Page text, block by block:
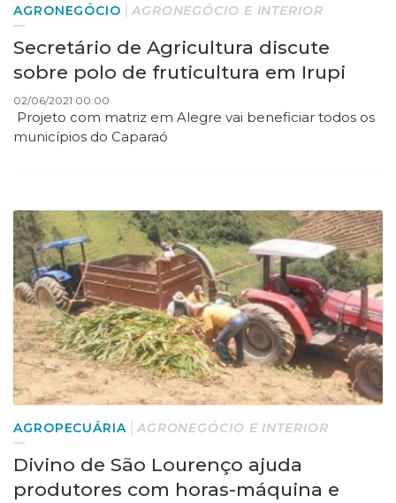
AGRONEGÓCIO AGRONEGÓCIO E INTERIOR
Secretário de Agricultura discute
sobre polo de fruticultura em Irupi
02/06/2021 00:00
Projeto com matriz em Alegre vai beneficiar todos os
municípios do Caparaó
AGROPECUÁRIA AGRONEGÓCIO E INTERIOR
Divino de São Lourenço ajuda
produtores com horas-máquina e